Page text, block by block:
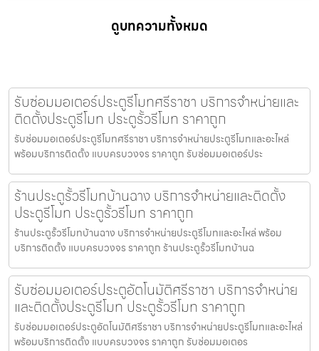
ดูบทความทั้งหมด
รับซ่อมมอเตอร์ประตูรีโมทศรีราชา บริการจำหน่ายและ
ติดตั้งประตูรีโมท ประตูรั้วรีโมท ราคาถูก
รับซ่อมมอเตอร์ประตูรีโมทศรีราชา บริการจำหน่ายประตูรีโมทและอะไหล่
พร้อมบริการติดตั้ง แบบครบวงจร ราคาถูก รับซ่อมมอเตอร์ประ
ร้านประตูรั้วรีโมทบ้านฉาง บริการจำหน่ายและติดตั้ง
ประตูรีโมท ประตูรั้วรีโมท ราคาถูก
ร้านประตูรั้วรีโมทบ้านฉาง บริการจำหน่ายประตูรีโมทและอะไหล่ พร้อม
บริการติดตั้ง แบบครบวงจร ราคาถูก ร้านประตูรั้วรีโมทบ้านฉ
รับซ่อมมอเตอร์ประตูอัตโนมัติศรีราชา บริการจำหน่าย
และติดตั้งประตูรีโมท ประตูรั้วรีโมท ราคาถูก
รับซ่อมมอเตอร์ประตูอัตโนมัติศรีราชา บริการจำหน่ายประตูรีโมทและอะไหล่
พร้อมบริการติดตั้ง แบบครบวงจร ราคาถูก รับซ่อมมอเตอร